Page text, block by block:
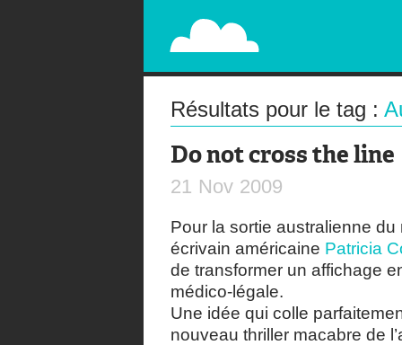
PAPERPLANE
STREET, AMBIENT, GUÉRILLA MARKETING
Résultats pour le tag :
Do not cross the line
21 Nov 2009
Pour la sortie australienne
écrivain américaine Patricia
de transformer un affichage
médico-légale.
Une idée qui colle
nouveau thriller macabre de